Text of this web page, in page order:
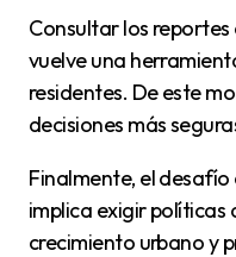
Consultar los reportes oficiales de cada estado se
vuelve una
residentes. De este
decisiones más
Finalmente, el desafío es colectivo: proteger el mar
implica exigir políticas
crecimiento urbano y